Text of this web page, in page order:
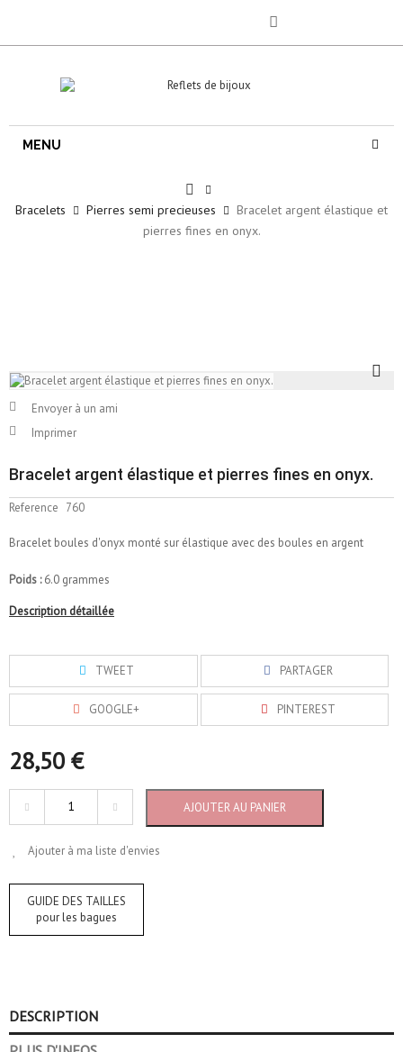
MENU
Bracelets Pierres semi precieuses
Bracelet argent élastique et
pierres fines en onyx.
Envoyer à un ami
Imprimer
Bracelet argent élastique et pierres fines en onyx.
Reference 760
Bracelet boules d'onyx monté sur élastique avec des boules en argent
Poids :6.0 grammes
Description détaillée
TWEET PARTAGER
GOOGLE+ PINTEREST
28,50 €
AJOUTER AU PANIER
Ajouter à ma liste d'envies
GUIDE DES TAILLES
pour les bagues
DESCRIPTION